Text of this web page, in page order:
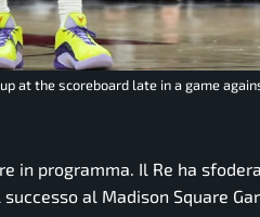
at the scoreboard late in a game
in programma. Il Re ha
successo al Madison Square